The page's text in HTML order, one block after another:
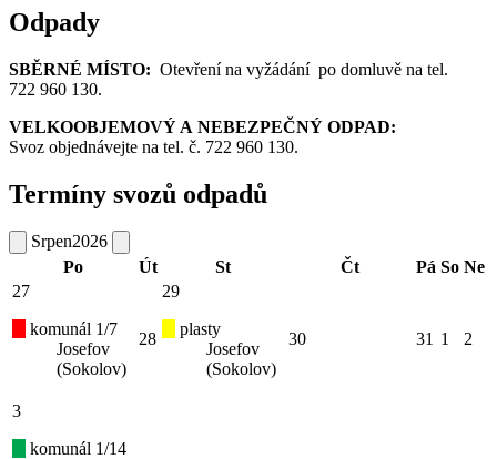
Odpady
SBĚRNÉ MÍSTO: Otevření na vyžádání po domluvě na tel.
722 960 130.
VELKOOBJEMOVÝ A NEBEZPEČNÝ ODPAD:
Svoz objednávejte na tel. č. 722 960 130.
Termíny svozů odpadů
Srpen2026
Po
Út St Čt Pá So Ne
27
komunál 1/7
Josefov
(Sokolov)
28
29
plasty
Josefov
(Sokolov)
30 31 1 2
3
komunál 1/14